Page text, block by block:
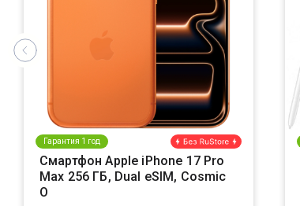
Гарантия 1 год
Смартфон Apple iPhone 17 Pro
Max 256 ГБ, Dual eSIM, Cosmic
O